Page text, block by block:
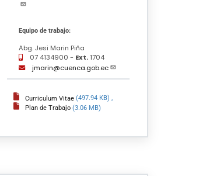
Equipo de trabajo:
Abg. Jesi Marin Piña
07 4134900 - Ext.1704
jmarin@cuenca.gob.ec
Curriculum Vitae (497.94 KB) ,
Plan de Trabajo (3.06 MB)